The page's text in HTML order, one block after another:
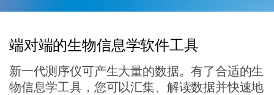
端对端的生物信息学软件工具
新一代测序仪可产生大量的数据。有了合适的生
物信息学工具，您可以汇集、解读数据并快速地